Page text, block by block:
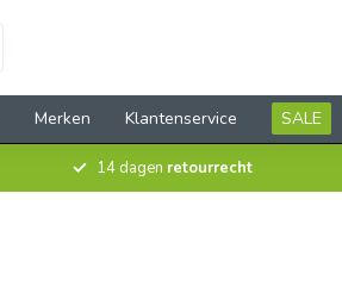
Merken Klantenservice SALE
14 dagen retourrecht